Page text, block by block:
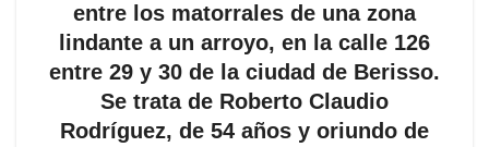
entre los matorrales de una zona
lindante a un arroyo, en la calle 126
entre 29 y 30 de la ciudad de Berisso.
Se trata de Roberto Claudio
Rodríguez, de 54 años y oriundo de